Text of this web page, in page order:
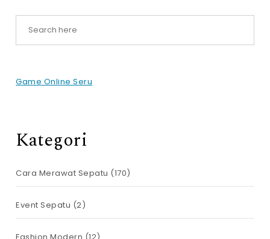
Game Online Seru
Kategori
Cara Merawat Sepatu (170)
Event Sepatu (2)
Fashion Modern (12)